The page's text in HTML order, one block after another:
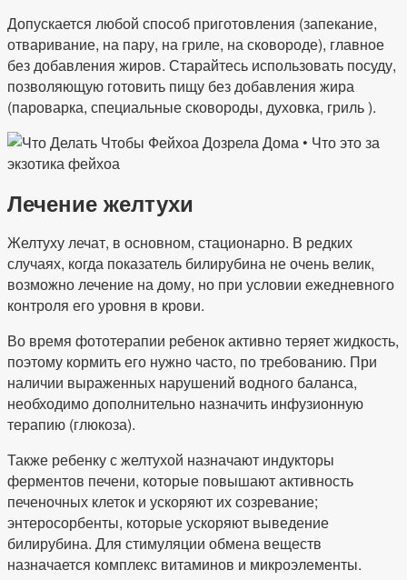
Допускается любой способ приготовления (запекание,
отваривание, на пару, на гриле, на сковороде), главное
без добавления жиров. Старайтесь использовать посуду,
позволяющую готовить пищу без добавления жира
(пароварка, специальные сковороды, духовка, гриль ).
Лечение желтухи
Желтуху лечат, в основном, стационарно. В редких
случаях, когда показатель билирубина не очень велик,
возможно лечение на дому, но при условии ежедневного
контроля его уровня в крови.
Во время фототерапии ребенок активно теряет жидкость,
поэтому кормить его нужно часто, по требованию. При
наличии выраженных нарушений водного баланса,
необходимо дополнительно назначить инфузионную
терапию (глюкоза).
Также ребенку с желтухой назначают индукторы
ферментов печени, которые повышают активность
печеночных клеток и ускоряют их созревание;
энтеросорбенты, которые ускоряют выведение
билирубина. Для стимуляции обмена веществ
назначается комплекс витаминов и микроэлементы.